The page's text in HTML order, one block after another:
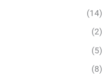
(14)
(2)
(5)
(8)